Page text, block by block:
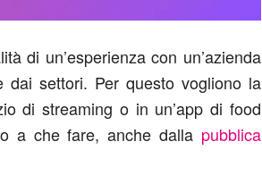
di un’esperienza con un’azienda
settori. Per questo vogliono la
di streaming o in un’app di food
a che fare, anche dalla pubblica